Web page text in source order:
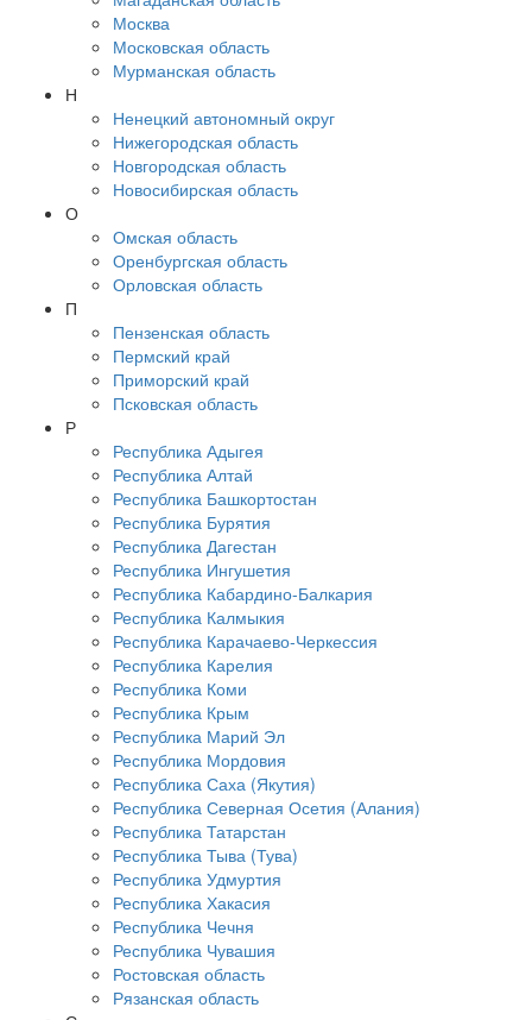
Москва
Московская область
Мурманская область
Н
Ненецкий автономный округ
Нижегородская область
Новгородская область
Новосибирская область
О
Омская область
Оренбургская область
Орловская область
П
Пензенская область
Пермский край
Приморский край
Псковская область
Р
Республика Адыгея
Республика Алтай
Республика Башкортостан
Республика Бурятия
Республика Дагестан
Республика Ингушетия
Республика Кабардино-Балкария
Республика Калмыкия
Республика Карачаево-Черкессия
Республика Карелия
Республика Коми
Республика Крым
Республика Марий Эл
Республика Мордовия
Республика Саха (Якутия)
Республика Северная Осетия (Алания)
Республика Татарстан
Республика Тыва (Тува)
Республика Удмуртия
Республика Хакасия
Республика Чечня
Республика Чувашия
Ростовская область
Рязанская область